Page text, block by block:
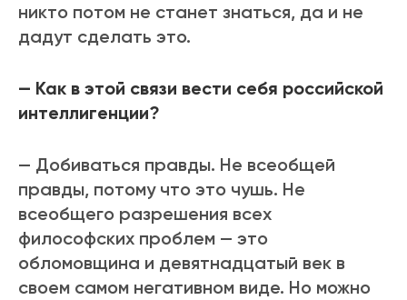
никто потом не станет знаться, да и не
дадут сделать это.
— Как в этой связи вести себя российской
интеллигенции?
— Добиваться правды. Не всеобщей
правды, потому что это чушь. Не
всеобщего разрешения всех
философских проблем — это
обломовщина и девятнадцатый век в
своем самом негативном виде. Но можно